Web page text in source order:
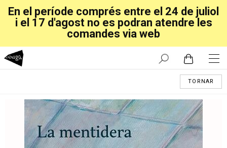
En el període comprés entre el 24 de juliol
i el 17 d'agost no es podran atendre les
comandes via web
TORNAR